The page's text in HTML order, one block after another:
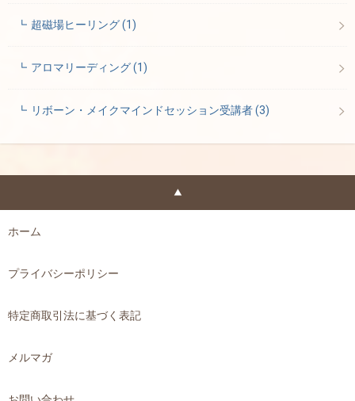
超磁場ヒーリング(1)
アロマリーディング(1)
リボーン・メイクマインドセッション受講者(3)
ホーム
プライバシーポリシー
特定商取引法に基づく表記
メルマガ